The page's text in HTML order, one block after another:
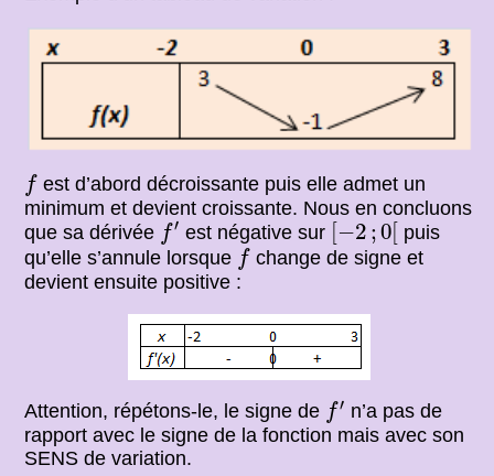
f
f est d’abord décroissante puis elle admet un
minimum et devient croissante. Nous en concluons
que sa dérivée f′
f′ est négative sur [−2 ;0[
[− 2;0[
puis
qu’elle s’annule lorsque f
f change de signe et
devient ensuite positive :
Attention, répétons-le, le signe de f′
f′
n’a pas de
rapport avec le signe de la fonction mais avec son
SENS de variation.